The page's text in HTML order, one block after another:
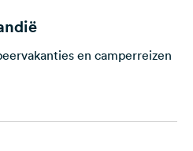
en camperreizen